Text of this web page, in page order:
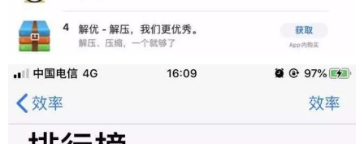
fice这一家。 据悉，苹果和谷歌都推出了办公软
件，最主要的是，无论是苹果的办公软件还是谷歌
的办公软件都是免费下载，让用户免费使用。 正是
因为如此，网友才纷纷表示继续降价吧，毕竟国内
用户更喜欢免费，否则苹果当初也不会将所有App
都降至1元。 （来源： 那个姑娘的疯公子 ） 0 收藏